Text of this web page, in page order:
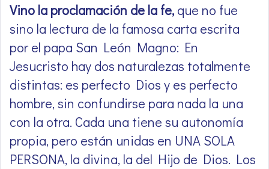
Vino la proclamación de la fe, que no fue
sino la lectura de la famosa carta escrita
por el papa San León Magno: En
Jesucristo hay dos naturalezas totalmente
distintas: es perfecto Dios y es perfecto
hombre, sin confundirse para nada la una
con la otra. Cada una tiene su autonomía
propia, pero están unidas en UNA SOLA
PERSONA, la divina, la del Hijo de Dios. Los